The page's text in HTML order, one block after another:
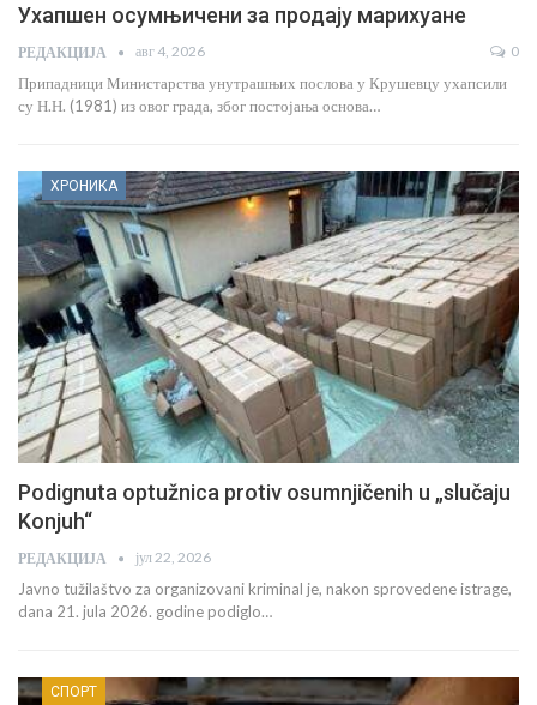
Ухапшен осумњичени за крађе и тешку крађу
РЕДАКЦИЈА јул 14, 2026
Припадници Министарства унутрашњих послова у Крушевцу ухапсили
су Б. М. (1992) из околине овог града због постојања…
ТРСТЕНИК
Ухапшен осумњичени за саобраћајну незгоду
РЕДАКЦИЈА
Припадници Министарства унутрашњих послова у Крушевцу, по налогу
основног јавног тужиоца у Трстенику, ухапсили су…